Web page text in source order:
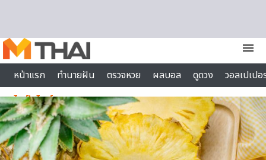
menu
หน้าแรก
ทำนายฝัน ตรวจหวย ผลบอล ดูดวง
วอลเปเป
ไลฟ์สไตล์